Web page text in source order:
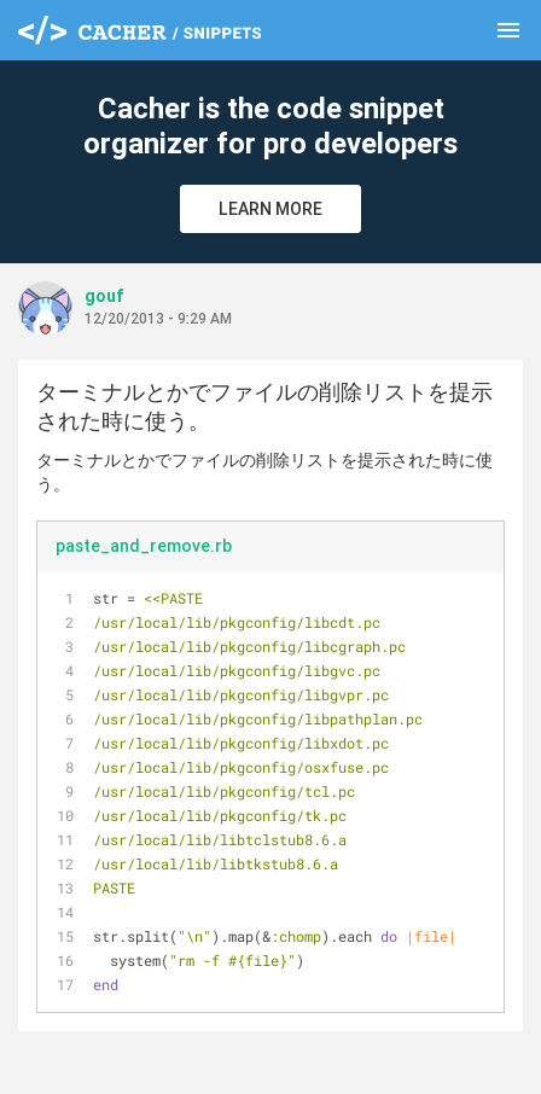
menu
Cacher is the code snippet
organizer for pro developers
LEARN MORE
gouf
12/20/2013 - 9:29 AM
ターミナルとかでファイルの削除リストを提示
された時に使う。
ターミナルとかでファイルの削除リストを提示された時に使
う。
paste_and_remove.rb
str = <<PASTE
/usr/local/lib/pkgconfig/libcdt.pc
/usr/local/lib/pkgconfig/libcgraph.pc
/usr/local/lib/pkgconfig/libgvc.pc
/usr/local/lib/pkgconfig/libgvpr.pc
/usr/local/lib/pkgconfig/libpathplan.pc
/usr/local/lib/pkgconfig/libxdot.pc
/usr/local/lib/pkgconfig/osxfuse.pc
/usr/local/lib/pkgconfig/tcl.pc
/usr/local/lib/pkgconfig/tk.pc
/usr/local/lib/libtclstub8.6.a
/usr/local/lib/libtkstub8.6.a
PASTE
str.split( "\n" ).map(&:chomp).each do
|file|
  system(
"rm -f #{file}" )
end
clear